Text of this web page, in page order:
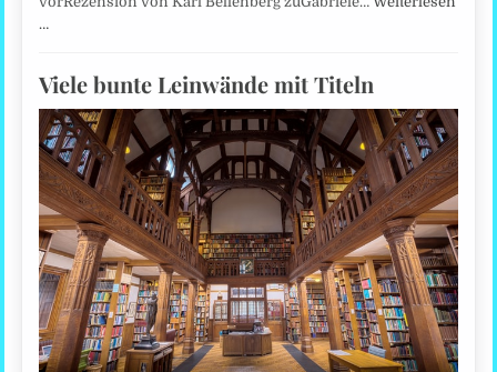
…
Viele bunte Leinwände mit Titeln